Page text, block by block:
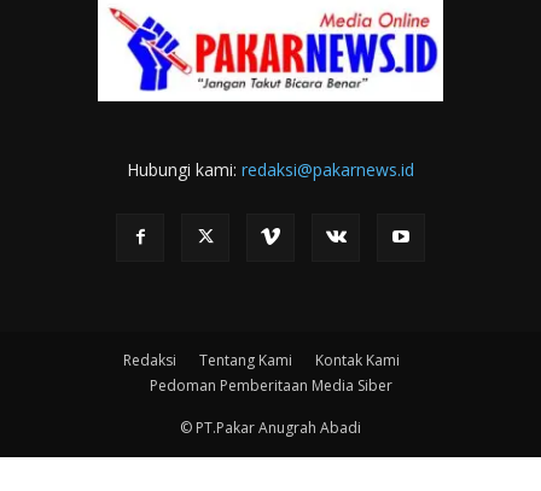
Hubungi kami: redaksi@pakarnews.id
Redaksi Tentang Kami
Kontak Kami
Pedoman Pemberitaan Media Siber
© PT.Pakar Anugrah Abadi